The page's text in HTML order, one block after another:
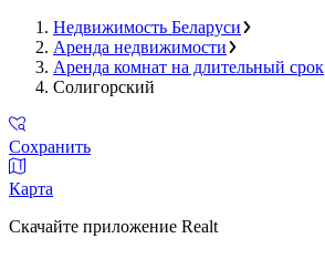
Недвижимость Беларуси
Аренда недвижимости
Аренда комнат на длительный срок
Солигорский
Сохранить
Карта
Скачайте приложение Realt